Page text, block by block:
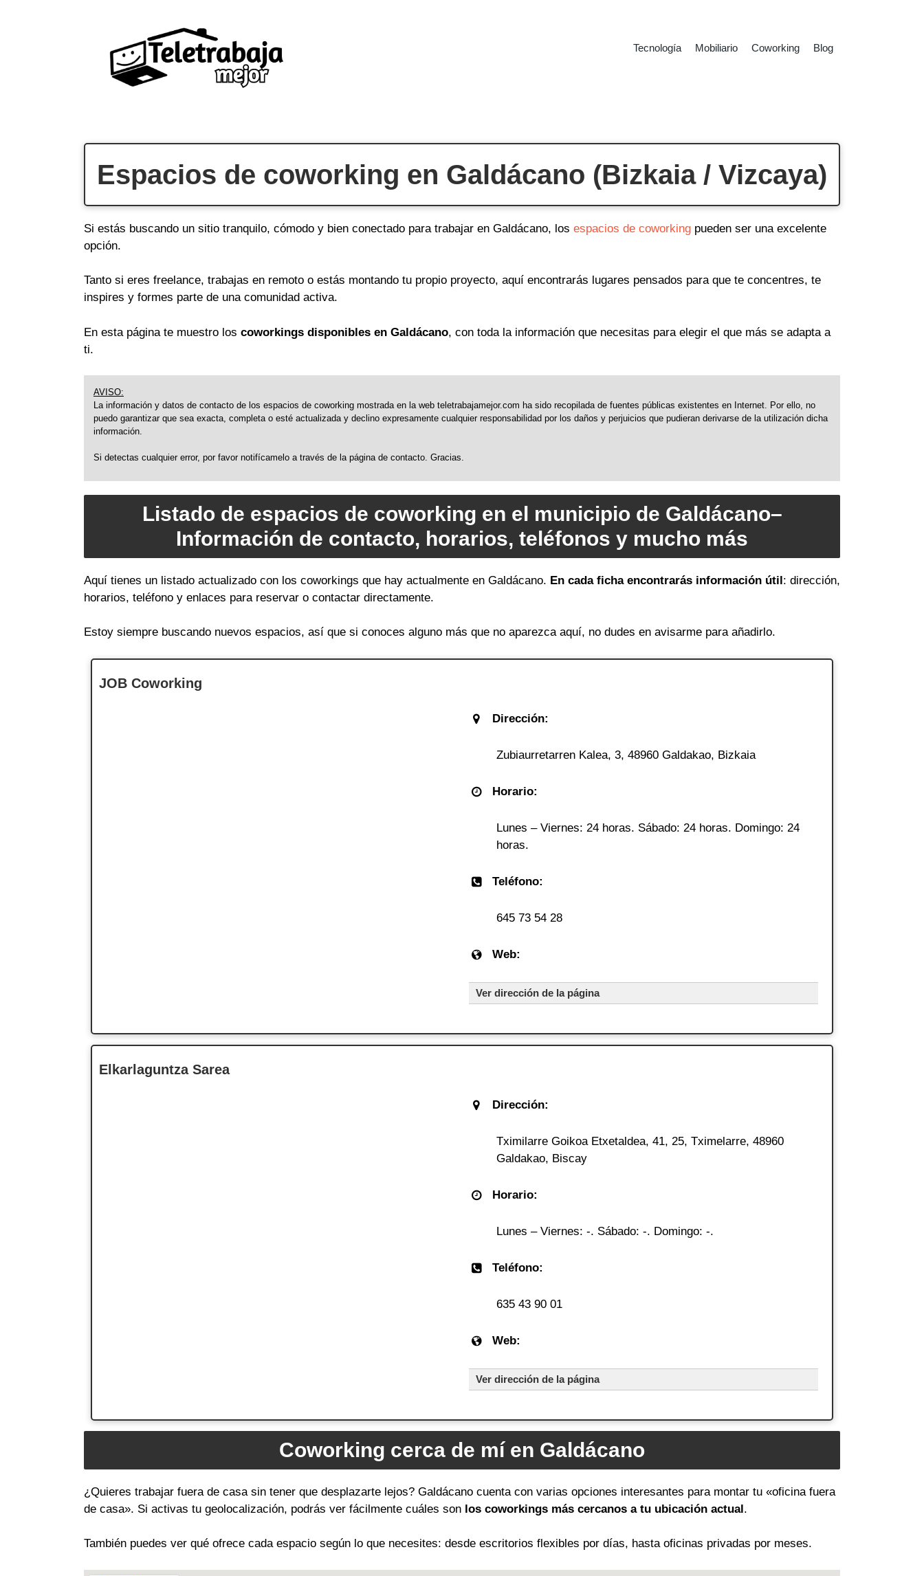
Tecnología Mobiliario Coworking Blog
Espacios de coworking en Galdácano (Bizkaia / Vizcaya)
Si estás buscando un sitio tranquilo, cómodo y bien conectado para trabajar en Galdácano, los espacios de coworking pueden ser una excelente
opción.
Tanto si eres freelance, trabajas en remoto o estás montando tu propio proyecto, aquí encontrarás lugares pensados para que te concentres, te
inspires y formes parte de una comunidad activa.
En esta página te muestro los coworkings disponibles en Galdácano, con toda la información que necesitas para elegir el que más se adapta a
ti.
AVISO:
La información y datos de contacto de los espacios de coworking mostrada en la web teletrabajamejor.com ha sido recopilada de fuentes públicas existentes en Internet. Por ello, no
puedo garantizar que sea exacta, completa o esté actualizada y declino expresamente cualquier responsabilidad por los daños y perjuicios que pudieran derivarse de la utilización dicha
información.
Si detectas cualquier error, por favor notifícamelo a través de la página de contacto. Gracias.
Listado de espacios de coworking en el municipio de Galdácano–
Información de contacto, horarios, teléfonos y mucho más
Aquí tienes un listado actualizado con los coworkings que hay actualmente en Galdácano. En cada ficha encontrarás información útil: dirección,
horarios, teléfono y enlaces para reservar o contactar directamente.
Estoy siempre buscando nuevos espacios, así que si conoces alguno más que no aparezca aquí, no dudes en avisarme para añadirlo.
JOB Coworking
Dirección:
Zubiaurretarren Kalea, 3, 48960 Galdakao, Bizkaia
Horario:
Lunes – Viernes: 24 horas. Sábado: 24 horas. Domingo: 24
horas.
Teléfono:
645 73 54 28
Web:
Ver dirección de la página
Elkarlaguntza Sarea
Dirección:
Tximilarre Goikoa Etxetaldea, 41, 25, Tximelarre, 48960
Galdakao, Biscay
Horario:
Lunes – Viernes: -. Sábado: -. Domingo: -.
Teléfono:
635 43 90 01
Web:
Ver dirección de la página
Coworking cerca de mí en Galdácano
¿Quieres trabajar fuera de casa sin tener que desplazarte lejos? Galdácano cuenta con varias opciones interesantes para montar tu «oficina fuera
de casa». Si activas tu geolocalización, podrás ver fácilmente cuáles son los coworkings más cercanos a tu ubicación actual.
También puedes ver qué ofrece cada espacio según lo que necesites: desde escritorios flexibles por días, hasta oficinas privadas por meses.